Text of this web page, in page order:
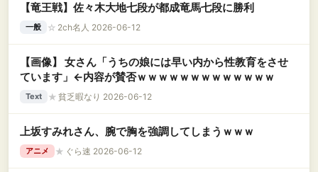
【竜王戦】佐々木大地七段が都成竜馬七段に勝利
一般 ☆ 2ch名人 2026-06-12
【画像】 女さん「うちの娘には早い内から性教育をさせ
ています」←内容が賛否ｗｗｗｗｗｗｗｗｗｗｗｗｗ
Text ★ 貧乏暇なり 2026-06-12
上坂すみれさん、腕で胸を強調してしまうｗｗｗ
アニメ ★ ぐら速 2026-06-12